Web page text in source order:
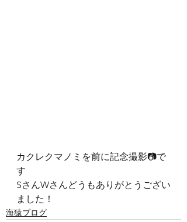
カクレクマノミを前に記念撮影📷で
す
SさんWさんどうもありがとうござい
ました！
海猿ブログ